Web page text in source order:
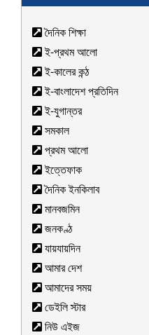
দৈনিক শিক্ষা
ই-প্রথম আলো
ই-কালের কন্ঠ
ই-বাংলাদেশ প্রতিদিন
ই-যুগান্তর
সমকাল
প্রথম আলো
ইত্তেফাক
দৈনিক ইনকিলাব
মানবজমিন
জনকণ্ঠ
যায়যায়দিন
আমার দেশ
আমাদের সময়
ডেইলি স্টার
নিউ এইজ